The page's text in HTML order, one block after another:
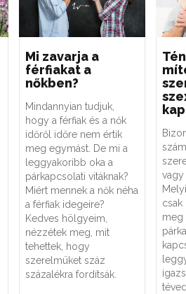
Mi zavarja a
férfiakat a
nőkben?
Mindannyian tudjuk,
hogy a férfiak és a nők
időről időre nem értik
meg egymást. De mi a
leggyakoribb oka a
párkapcsolati vitáknak?
Miért mennek a nők néha
a férfiak idegeire?
Kedves hölgyeim,
nézzétek meg, mit
tehettek, hogy
szerelmüket száz
százalékra fordítsák.
vagy
csak
meg